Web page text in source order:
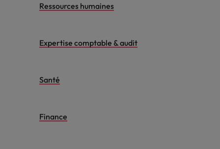
Ressources humaines
Expertise comptable & audit
Santé
Finance